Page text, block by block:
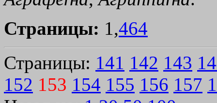
Страницы: 1,464
Страницы: 141 142 143
152 153 154 155 156 157